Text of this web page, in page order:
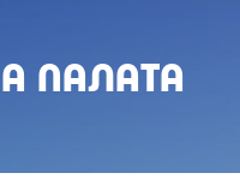
ПАЛАТА